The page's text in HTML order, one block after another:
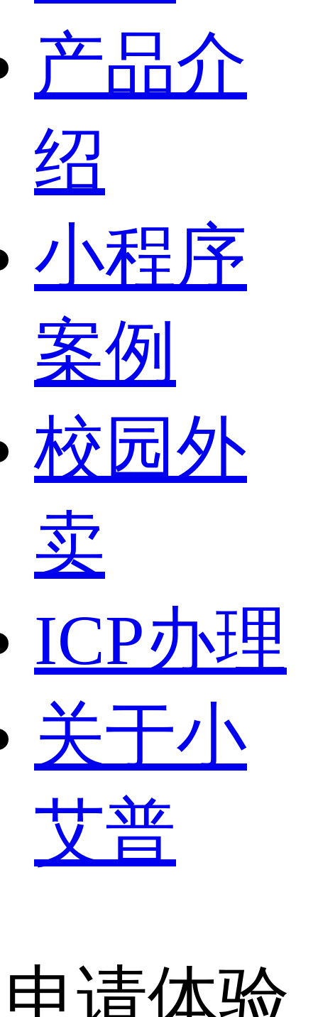
产品介
绍
小程序
案例
校园外
卖
ICP办理
关于小
艾普
申请体验